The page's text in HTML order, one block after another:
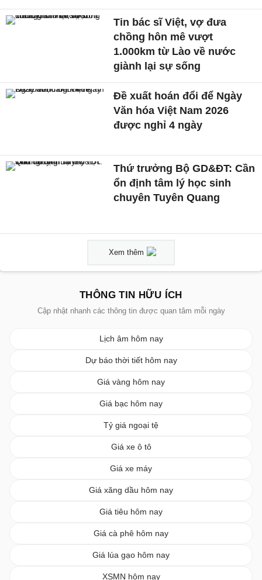
Tin bác sĩ Việt, vợ đưa
chồng hôn mê vượt
1.000km từ Lào về nước
giành lại sự sống
Đề xuất hoán đổi để Ngày
Văn hóa Việt Nam 2026
được nghỉ 4 ngày
Thứ trưởng Bộ GD&ĐT: Cần
ổn định tâm lý học sinh
chuyên Tuyên Quang
Xem thêm
THÔNG TIN HỮU ÍCH
Cập nhật nhanh các thông tin được quan tâm mỗi ngày
Lịch âm hôm nay
Dự báo thời tiết hôm nay
Giá vàng hôm nay
Giá bạc hôm nay
Tỷ giá ngoại tệ
Giá xe ô tô
Giá xe máy
Giá xăng dầu hôm nay
Giá tiêu hôm nay
Giá cà phê hôm nay
Giá lúa gạo hôm nay
XSMN hôm nay